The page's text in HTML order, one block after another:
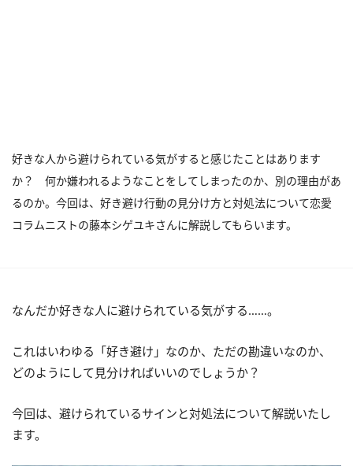
好きな人から避けられている気がすると感じたことはあります
か？ 何か嫌われるようなことをしてしまったのか、別の理由があ
るのか。今回は、好き避け行動の見分け方と対処法について恋愛
コラムニストの藤本シゲユキさんに解説してもらいます。
なんだか好きな人に避けられている気がする……。
これはいわゆる「好き避け」なのか、ただの勘違いなのか、
どのようにして見分ければいいのでしょうか？
今回は、避けられているサインと対処法について解説いたし
ます。